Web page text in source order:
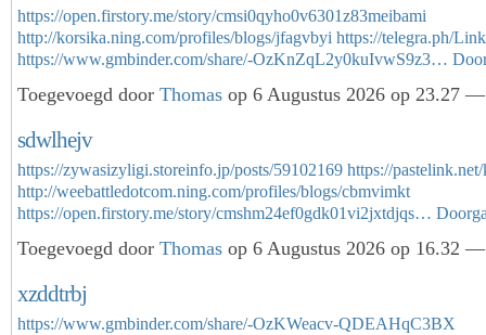
https://open.firstory.me/story/cmsi0qyho0v6301z83meibami
http://korsika.ning.com/profiles/blogs/jfagvbyi https://telegra.ph/
https://www.gmbinder.com/share/-OzKnZqL2y0kuIvwS9z3…
Toegevoegd door Thomas op 6 Augustus 2026 op 23.27 —
sdwlhejv
https://zywasizyligi.storeinfo.jp/posts/59102169 https://
http://weebattledotcom.ning.com/profiles/blogs/cbmvimkt
https://open.firstory.me/story/cmshm24ef0gdk01vi2jxtdjqs…
Toegevoegd door Thomas op 6 Augustus 2026 op 16.32 —
xzddtrbj
https://www.gmbinder.com/share/-OzKWeacv-QDEAHqC3BX